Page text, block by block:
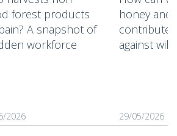
forest products
A snapshot of
workforce
2026
honey and
contribute
against
29/05/2026